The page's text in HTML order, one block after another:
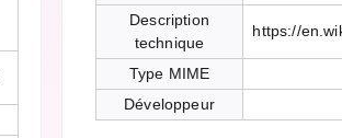
Description
technique
https://
Type MIME
Développeur